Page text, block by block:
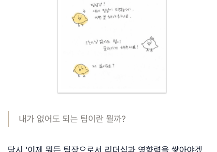
내가 없어도 되는 팀이란 뭘까?
당시 '이제 뭐든 팀장으로서 리더십과 영향력을 쌓아야겠